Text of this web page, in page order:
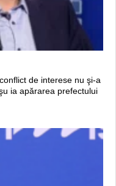
de interese nu şi-a
ia apărarea prefectului